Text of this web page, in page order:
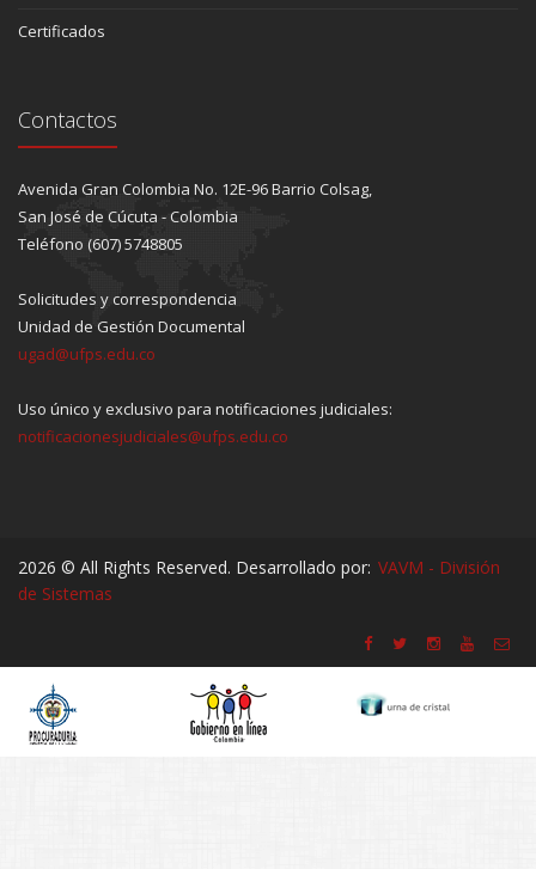
Certificados
Contactos
Avenida Gran Colombia No. 12E-96 Barrio Colsag,
San José de Cúcuta - Colombia
Teléfono (607) 5748805
Solicitudes y correspondencia
Unidad de Gestión Documental
ugad@ufps.edu.co
Uso único y exclusivo para notificaciones judiciales:
notificacionesjudiciales@ufps.edu.co
2026 © All Rights Reserved. Desarrollado por: VAVM - División
de Sistemas